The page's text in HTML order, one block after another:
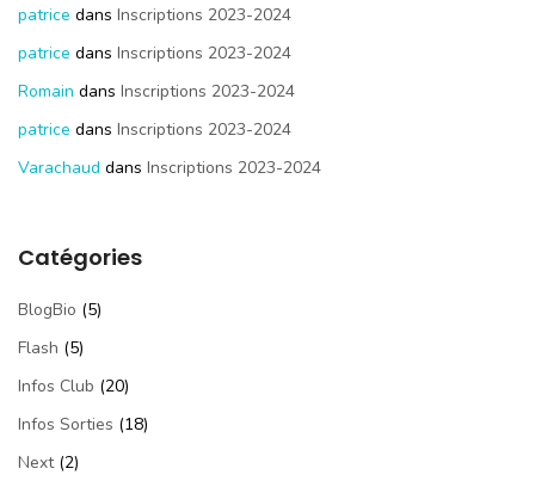
patrice dans Inscriptions 2023-2024
patrice dans Inscriptions 2023-2024
Romain dans Inscriptions 2023-2024
patrice dans Inscriptions 2023-2024
Varachaud dans Inscriptions 2023-2024
Catégories
BlogBio (5)
Flash (5)
Infos Club (20)
Infos Sorties (18)
Next(2)